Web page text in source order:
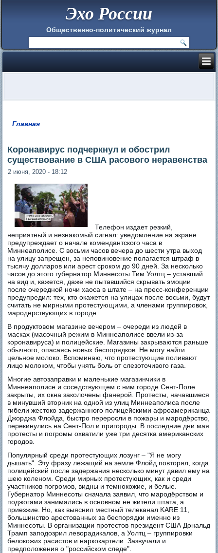
Эхо России
Общественно-политический журнал
Главная
Коронавирус подчеркнул и обострил
существование в США расового неравенства
2 июня, 2020 - 18:12
Телефон издает резкий,
неприятный и незнакомый сигнал: уведомление на экране
предупреждает о начале комендантского часа в
Миннеаполисе. С восьми часов вечера до шести утра выход
на улицу запрещен, за неповиновение полагается штраф в
тысячу долларов или арест сроком до 90 дней. За несколько
часов до этого губернатор Миннесоты Тим Уолтц – уставший
на вид и, кажется, даже не пытавшийся скрывать эмоции
после очередной ночи хаоса в штате – на пресс-конференции
предупредил: тех, кто окажется на улицах после восьми, будут
считать не мирными протестующими, а членами группировок,
мародерствующих в городе.
В продуктовом магазине вечером – очереди из людей в
масках (масочный режим в Миннеаполисе ввели из-за
коронавируса) и полицейские. Магазины закрываются раньше
обычного, опасаясь новых беспорядков. Не могу найти
цельное молоко. Вспоминаю, что протестующие поливают
лицо молоком, чтобы унять боль от слезоточивого газа.
Многие автозаправки и маленькие магазинчики в
Миннеаполисе и соседствующем с ним городе Сент-Поле
закрыты, их окна заколочены фанерой. Протесты, начавшиеся
в минувший вторник на одной из улиц Миннеаполиса после
гибели жестоко задержанного полицейскими афроамериканца
Джорджа Флойда, быстро переросли в пожары и мародёрство,
перекинулись на Сент-Пол и пригороды. В последние дни мая
протесты и погромы охватили уже три десятка американских
городов.
Популярный среди протестующих лозунг – "Я не могу
дышать". Эту фразу лежащий на земле Флойд повторял, когда
полицейский после задержания несколько минут давил ему на
шею коленом. Среди мирных протестующих, как и среди
участников погромов, видны и темнокожие, и белые.
Губернатор Миннесоты сначала заявил, что мародёрством и
поджогами занимались в основном не жители штата, а
приезжие. Но, как выяснил местный телеканал KARE 11,
большинство арестованных за беспорядки именно из
Миннесоты. В организации протестов президент США Дональд
Трамп заподозрил леворадикалов, а Уолтц – группировки
белокожих расистов и наркокартели. Зазвучали и
предположения о "российском следе".